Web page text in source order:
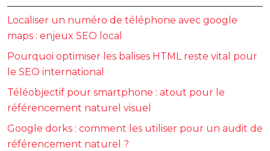
Localiser un numéro de téléphone avec google
maps : enjeux SEO local
Pourquoi optimiser les balises HTML reste vital pour
le SEO international
Téléobjectif pour smartphone : atout pour le
référencement naturel visuel
Google dorks : comment les utiliser pour un audit de
référencement naturel ?